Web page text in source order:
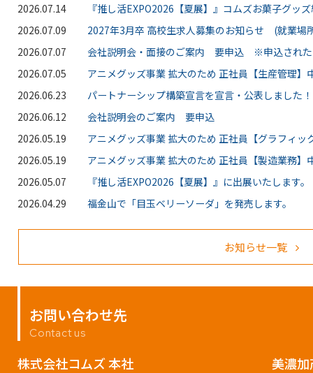
2026.07.14
『推し活EXPO2026【夏展】』コムズお菓子グッ
2026.07.09
2027年3月卒 高校生求人募集のお知らせ (就業場
2026.07.07
会社説明会・面接のご案内 要申込 ※申込された
2026.07.05
アニメグッズ事業 拡大のため 正社員【生産管理】
2026.06.23
パートナーシップ構築宣言を宣言・公表しました！
2026.06.12
会社説明会のご案内 要申込
2026.05.19
アニメグッズ事業 拡大のため 正社員【グラフィッ
2026.05.19
アニメグッズ事業 拡大のため 正社員【製造業務】
2026.05.07
『推し活EXPO2026【夏展】』に出展いたします。
2026.04.29
福金山で「目玉ベリーソーダ」を発売します。
お知らせ一覧
お問い合わせ先
Contact us
株式会社コムズ 本社 美濃